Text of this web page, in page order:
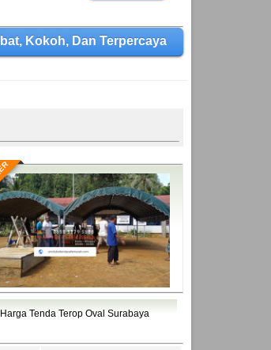
Kokoh, Dan Terpercaya
Harga Tenda Terop Oval Surabaya